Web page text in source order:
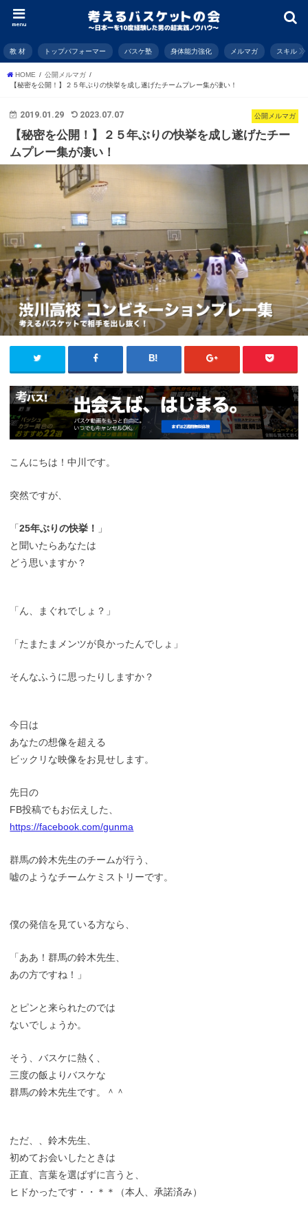
menu
教 材 トップパフォーマー バスケ塾 身体能力強化 メルマガ スキル
HOME
公開メルマガ
【秘密を公開！】２５年ぶりの快挙を成し遂げたチームプレー集が凄い！
公開メルマガ
2019.01.29 2023.07.07
【秘密を公開！】２５年ぶりの快挙を成し遂げたチー
ムプレー集が凄い！
こんにちは！中川です。
突然ですが、
「25年ぶりの快挙！
」
と聞いたらあなたは
どう思いますか？
「ん、まぐれでしょ？」
「たまたまメンツが良かったんでしょ」
そんなふうに思ったりしますか？
今日は
あなたの想像を超える
ビックリな映像をお見せします。
先日の
FB投稿でもお伝えした、
https://facebook.com/gunma
群馬の鈴木先生のチームが行う、
嘘のようなチームケミストリーです。
僕の発信を見ている方なら、
「ああ！群馬の鈴木先生、
あの方ですね！」
とピンと来られたのでは
ないでしょうか。
そう、バスケに熱く、
三度の飯よりバスケな
群馬の鈴木先生です。＾＾
ただ、、鈴木先生、
初めてお会いしたときは
正直、言葉を選ばずに言うと、
ヒドかったです・・＊＊（本人、承諾済み）